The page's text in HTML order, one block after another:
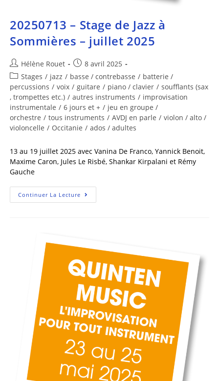
20250713 – Stage de Jazz à
Sommières – juillet 2025
Hélène Rouet
8 avril 2025
Stages / jazz / basse / contrebasse / batterie /
percussions / voix / guitare / piano / clavier / soufflants (sax
, trompettes etc.) / autres instruments / improvisation
instrumentale / 6 jours et + / jeu en groupe /
orchestre / tous instruments / AVDJ en parle / violon / alto /
violoncelle / Occitanie / ados / adultes
13 au 19 juillet 2025 avec Vanina De Franco, Yannick Benoit,
Maxime Caron, Jules Le Risbé, Shankar Kirpalani et Rémy
Gauche
Continuer La Lecture